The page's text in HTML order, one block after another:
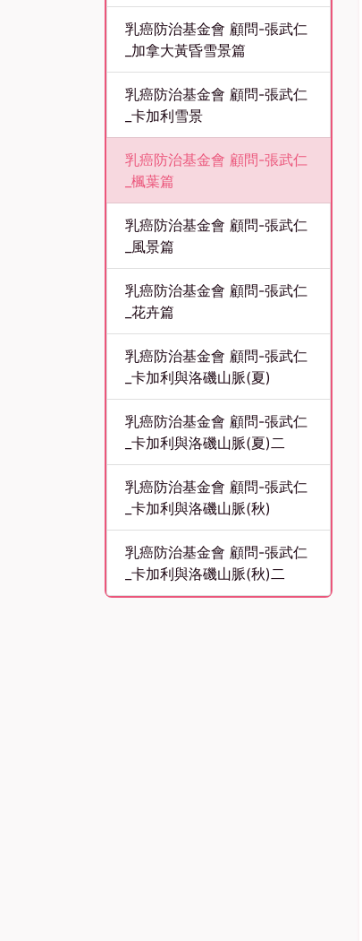
乳癌防治基金會 顧問-張武仁
_加拿大黃昏雪景篇
乳癌防治基金會 顧問-張武仁
_卡加利雪景
乳癌防治基金會 顧問-張武仁
_楓葉篇
乳癌防治基金會 顧問-張武仁
_風景篇
乳癌防治基金會 顧問-張武仁
_花卉篇
乳癌防治基金會 顧問-張武仁
_卡加利與洛磯山脈(夏)
乳癌防治基金會 顧問-張武仁
_卡加利與洛磯山脈(夏)二
乳癌防治基金會 顧問-張武仁
_卡加利與洛磯山脈(秋)
乳癌防治基金會 顧問-張武仁
_卡加利與洛磯山脈(秋)二